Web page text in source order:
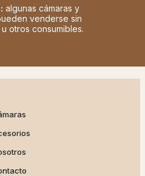
algunas cámaras y
venderse sin
otros consumibles.